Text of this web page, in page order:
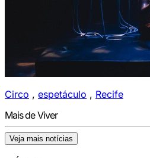
Circo , espetáculo , Recife
Mais de Viver
Veja mais notícias